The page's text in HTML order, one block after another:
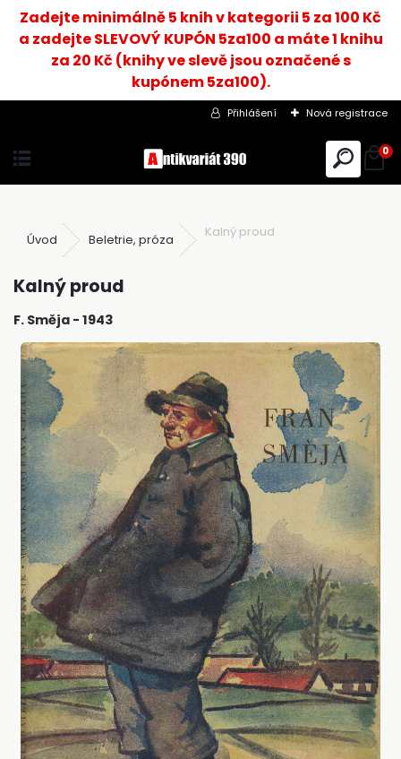
Zadejte minimálně 5 knih v kategorii 5 za 100 Kč
a zadejte SLEVOVÝ KUPÓN 5za100 a máte 1 knihu
za 20 Kč (knihy ve slevě jsou označené s
kupónem 5za100).
Přihlášení Nová registrace
0
Úvod Beletrie, próza
Kalný proud
Kalný proud
F. Směja - 1943